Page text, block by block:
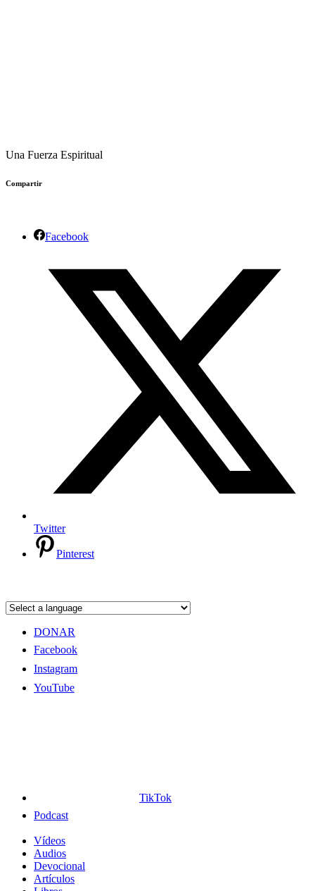
Una Fuerza Espiritual
Compartir
Facebook
Twitter
Pinterest
DONAR
Facebook
Instagram
YouTube
TikTok
Podcast
Vídeos
Audios
Devocional
Artículos